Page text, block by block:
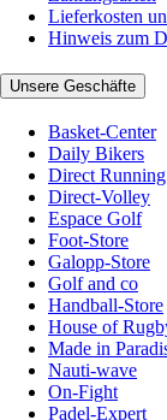
Lieferkosten
Hinweis zum
Unsere Geschäfte
Basket-Center
Daily Bikers
Direct Running
Direct-Volley
Espace Golf
Foot-Store
Galopp-Store
Golf and co
Handball-Store
House of
Made in
Nauti-wave
On-Fight
Padel-Expert